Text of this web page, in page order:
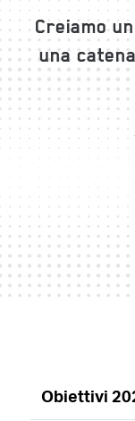
Creiamo
una
Obiettivi